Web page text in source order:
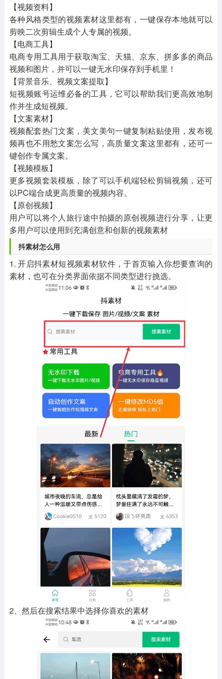
【视频资料】
各种风格类型的视频素材这里都有，一键保存本地就可以
剪映二次剪辑生成个人专属的视频。
【电商工具】
电商专用工具用于获取淘宝、天猫、京东、拼多多的商品
视频和图片，并可以一键无水印保存到手机里！
【背景音乐、视频文案提取】
短视频账号运维必备的工具，它可以帮助我们更高效地制
作并生成短视频。
【文案素材】
视频配套热门文案，美文美句一键复制粘贴使用，发布视
频再也不用愁文案怎么写，高质量文案这里都有，还可一
键创作专属文案。
【视频模板】
更多视频套装模板，除了可以手机端轻松剪辑视频，还可
以PC端合成更高质量的视频内容。
【原创视频】
用户可以将个人旅行途中拍摄的原创视频进行分享，让更
多用户可以使用到充满创意和创新的视频素材
抖素材怎么用
1. 开启抖素材短视频素材软件，于首页输入你想要查询的
素材，也可在分类界面依据不同类型进行挑选。
2、然后在搜索结果中选择你喜欢的素材